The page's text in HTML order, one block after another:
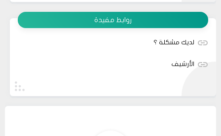
روابط مفيدة
لديك مشكلة ؟
الأرشيف